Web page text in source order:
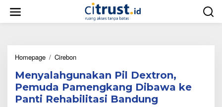
w
Homepage / Cirebon
n
y
a
l
Menyalahgunakan Pil Dextron,
Pemuda Pamengkang Dibawa ke
Panti Rehabilitasi Bandung